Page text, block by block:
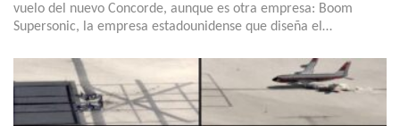
vuelo del nuevo Concorde, aunque es otra empresa: Boom
Supersonic, la empresa estadounidense que diseña el…